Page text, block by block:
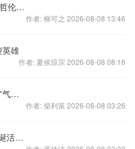
《星舰：黎明》2016元旦新服“麦哲伦星”
作者: 柳可之 2026-08-08 13:46
英雄
作者: 夏侯琼宗 2026-08-08 08:16
插上翅膀跟我飞 《梦幻之翼》“翼”气风发
作者: 柴利策 2026-08-08 03:26
提前圣诞一起嗨《乖离性MA》圣诞活动来袭